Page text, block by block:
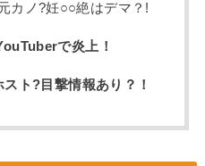
カノ?妊○○絶はデマ？!
で炎上！
ト?目撃情報あり？！